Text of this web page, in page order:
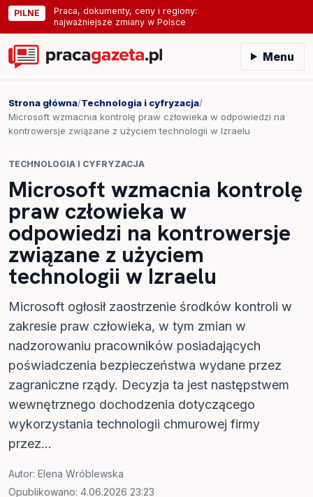
PILNE
Praca, dokumenty, ceny i regiony:
najważniejsze zmiany w Polsce
Menu
Strona główna/Technologia i cyfryzacja/
Microsoft wzmacnia kontrolę praw człowieka w odpowiedzi na
kontrowersje związane z użyciem technologii w Izraelu
TECHNOLOGIA I CYFRYZACJA
Microsoft wzmacnia kontrolę
praw człowieka w
odpowiedzi na kontrowersje
związane z użyciem
technologii w Izraelu
Microsoft ogłosił zaostrzenie środków kontroli w
zakresie praw człowieka, w tym zmian w
nadzorowaniu pracowników posiadających
poświadczenia bezpieczeństwa wydane przez
zagraniczne rządy. Decyzja ta jest następstwem
wewnętrznego dochodzenia dotyczącego
wykorzystania technologii chmurowej firmy
przez...
Autor: Elena Wróblewska
Opublikowano: 4.06.2026 23:23